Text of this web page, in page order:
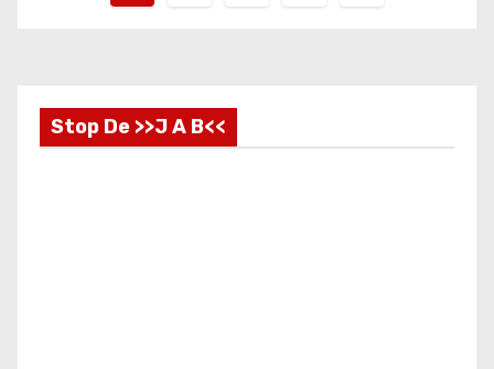
i
Stop De >>J A B<<